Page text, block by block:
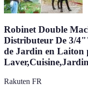
Robinet Double
Distributeur De 3/
de Jardin en Laiton
Rakuten FR